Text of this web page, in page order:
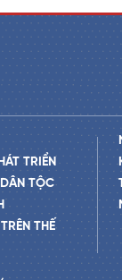
TRIỂN
TỘC
THẾ